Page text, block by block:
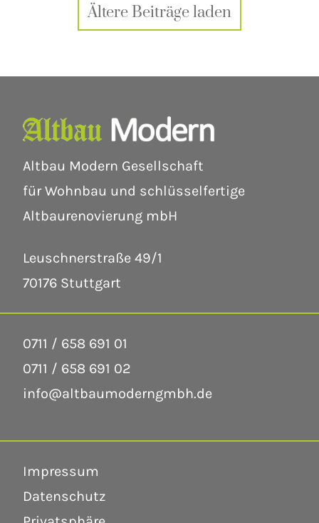
Ältere Beiträge laden
Altbau Modern Gesellschaft
für Wohnbau und schlüsselfertige
Altbaurenovierung mbH
Leuschnerstraße 49/1
70176 Stuttgart
0711 / 658 691 01
0711 / 658 691 02
info@altbaumoderngmbh.de
Impressum
Datenschutz